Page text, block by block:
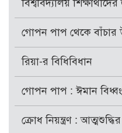
বিশ্ববিদ্যালয়
গোপন পাপ থেকে বাঁচার
রিয়া-র বিধিবিধান
গোপন পাপ : ঈমান
ক্রোধ নিয়ন্ত্রণ :